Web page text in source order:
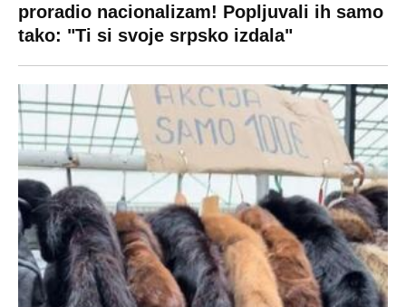
proradio nacionalizam! Popljuvali ih samo
tako: "Ti si svoje srpsko izdala"